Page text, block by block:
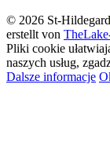
© 2026 St-
erstellt von
Pliki cookie
naszych usług,
Dalsze informacje